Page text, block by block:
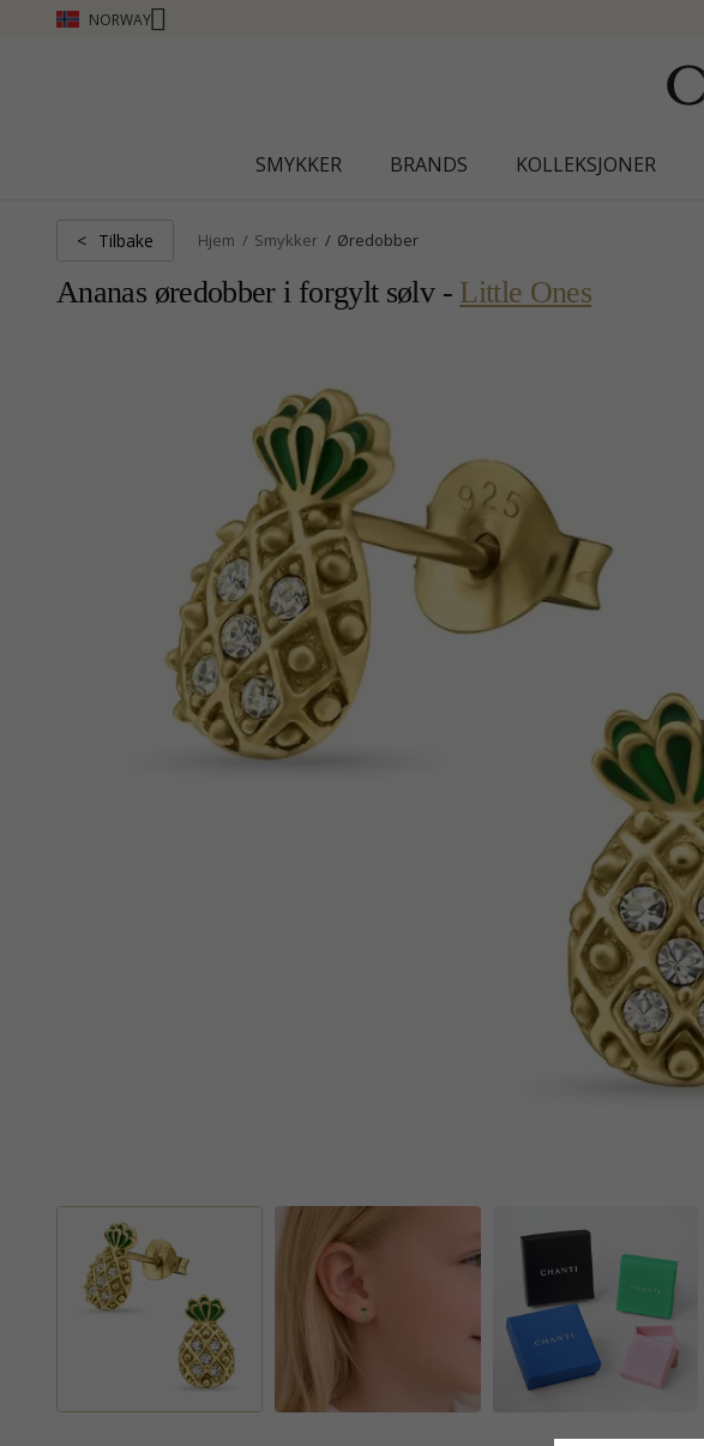
NORWAY
SMYKKER BRANDS KOLLEKSJONER
< Tilbake Hjem Smykker Øredobber
Ananas øredobber i forgylt sølv - Little Ones